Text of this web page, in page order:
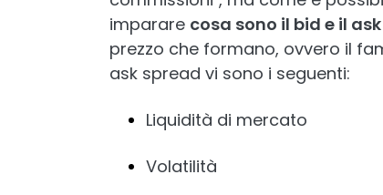
imparare cosa sono il bid e il
prezzo che formano, ovvero il
ask spread vi sono i seguenti:
Liquidità di mercato
Volatilità